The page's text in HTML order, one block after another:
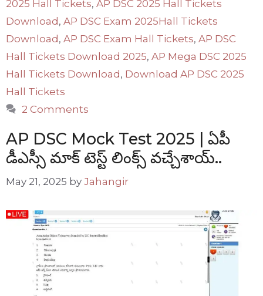
2025 Hall Tickets, AP DSC 2025 Hall Tickets
Download , AP DSC Exam 2025Hall Tickets
Download , AP DSC Exam Hall Tickets, AP DSC
Hall Tickets Download 2025, AP Mega DSC 2025
Hall Tickets Download , Download AP DSC 2025
Hall Tickets
2 Comments
AP DSC Mock Test 2025 | ఏపీ
డీఎస్సీ మాక్ టెస్ట్ లింక్స్ వచ్చేశాయ్..
May 21, 2025 by Jahangir